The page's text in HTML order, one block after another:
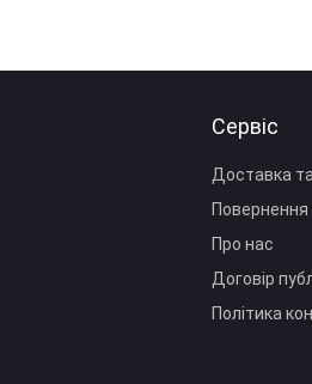
Сервіс
Доставка
Повернення
Про нас
Договір
Політика